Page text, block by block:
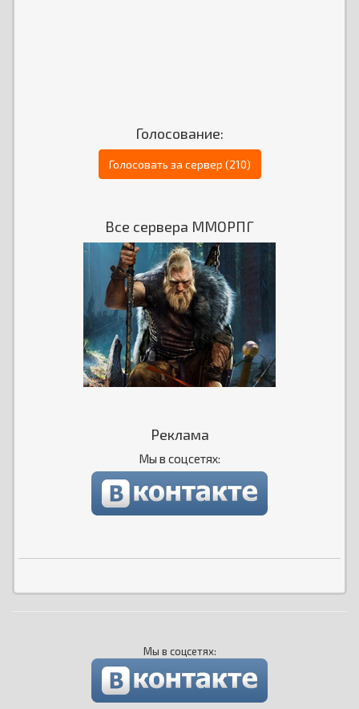
Голосование:
Голосовать за сервер (210)
Все сервера ММОРПГ
Реклама
Мы в соцсетях:
Мы в соцсетях: